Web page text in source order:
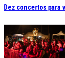
Dez concertos para